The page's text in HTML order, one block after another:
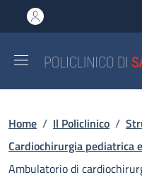
al contenuto principale
to footer content
Briciole di
Home / Il Policlinico /
Cardiochirurgia pediatrica
Ambulatorio di